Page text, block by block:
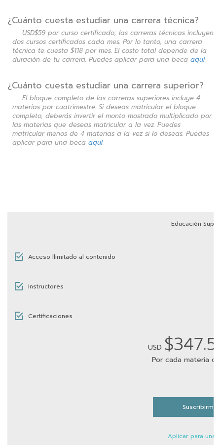
¿Cuánto cuesta estudiar una carrera técnica?
USD$59 por curso certificado; las carreras técnicas incluyen
dos cursos certificados cada mes. Por lo tanto, una carrera
técnica te cuesta $118 por mes. El costo total depende de la
duración de tu carrera. Puedes aplicar para una beca aquí.
¿Cuánto cuesta estudiar una carrera superior?
El bloque completo de las carreras superiores incluye 4
materias por cuatrimestre. Si deseas matricular el bloque
completo, deberás invertir el monto mostrado multiplicado por
las materias que deseas matricular a la vez. Puedes
matricular menos de 4 materias a la vez si lo deseas. Puedes
aplicar para una beca aquí.
Educación
Acceso llimitado al contenido
Instructores
Certificaciones
USD
Por cada materia
Suscribirme
Aplicar para una